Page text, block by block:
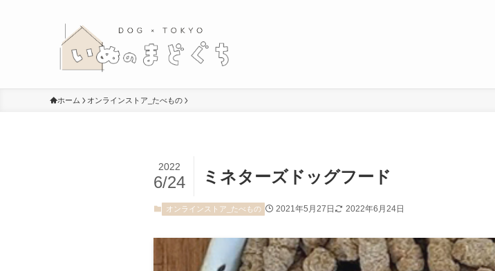
ホーム オンラインストア_たべもの
ミネターズドッグフード
2022
6/24
オンラインストア_たべもの 2021年5月27日 2022年6月24日